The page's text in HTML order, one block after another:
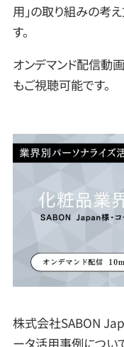
用」の取り組みの考
す。
オンデマンド配信動
もご視聴可能です。
株式会社SABON
ータ活用事例につい